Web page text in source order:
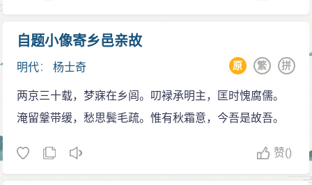
急下把大量东宫大臣黄淮等人下狱问罪。杨士奇之后赶
到，被宥免罪。之后召问太子这件事，杨士奇顿首道：
“太子仍然和以前一样孝敬。凡是这些迟迎的事情，都是
上疏弹劾杨士奇不应当独宥，朱棣遂命其下锦衣卫诏
狱，之后释放。
永乐十四年，朱棣返回京师，稍微听闻了汉王夺嫡
自题小像寄乡邑亲故
明代：杨士奇 拼
繁
原
两京三十载，梦寐在乡闾。叨䘵承明主，匡时愧腐儒。
淹留鞶带缓，愁思鬓毛疏。惟有秋霜意，今吾是故吾。
赞()